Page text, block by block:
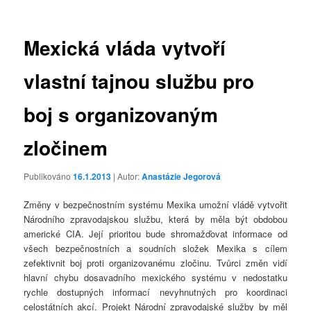
Mexická vláda vytvoří
vlastní tajnou službu pro
boj s organizovaným
zločinem
Publikováno16.1.2013 | Autor:Anastázie Jegorová
Změny v bezpečnostním systému Mexika umožní vládě vytvořit
Národního zpravodajskou službu, která by měla být obdobou
americké CIA. Její prioritou bude shromažďovat informace od
všech bezpečnostních a soudních složek Mexika s cílem
zefektivnit boj proti organizovanému zločinu. Tvůrci změn vidí
hlavní chybu dosavadního mexického systému v nedostatku
rychle dostupných informací nevyhnutných pro koordinaci
celostátních akcí. Projekt Národní zpravodajské služby by měl